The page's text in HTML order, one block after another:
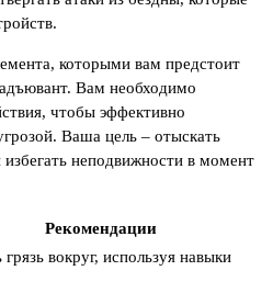
которыми вам предстоит
Вам необходимо
чтобы эффективно
Ваша цель – отыскать
неподвижности в момент
Рекомендации
грязь вокруг, используя навыки